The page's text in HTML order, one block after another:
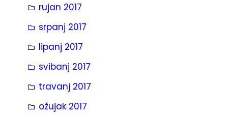
rujan 2017
srpanj 2017
lipanj 2017
svibanj 2017
travanj 2017
ožujak 2017